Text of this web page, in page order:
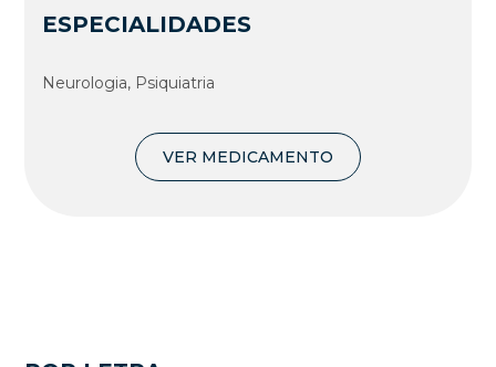
ESPECIALIDADES
Neurologia, Psiquiatria
VER MEDICAMENTO